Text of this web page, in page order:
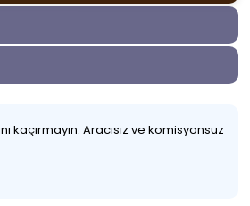
kaçırmayın. Aracısız ve komisyonsuz